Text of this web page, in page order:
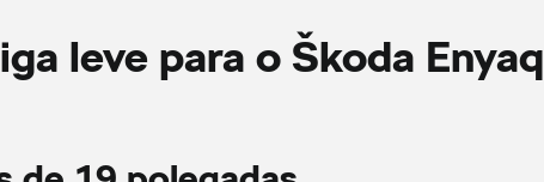
leve para o Škoda Enyaq